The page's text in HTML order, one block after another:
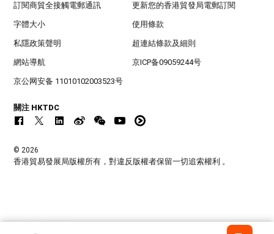
訂閱商貿全接觸電郵通訊 更新您的香港貿發局電郵訂閱
字體大小 使用條款
私隱政策聲明 超連結條款及細則
網站導航 京ICP备09059244号
京公网安备 11010102003523号
關注 HKTDC
© 2026
香港貿易發展局版權所有，對違反版權者保留一切追索權利 。